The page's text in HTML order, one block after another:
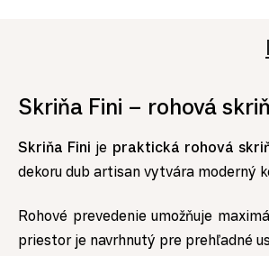
Skriňa Fini – rohová
Skriňa Fini je praktická rohová
dekoru dub artisan vytvára moderný
Rohové prevedenie umožňuje
priestor je navrhnutý pre prehľadné